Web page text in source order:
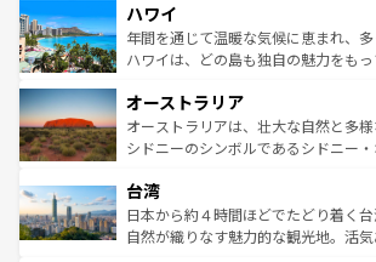
ば市内交通費無料で観光を楽しむこともでき
着のスイス情報はコンテンツ一覧 を
のような巨大都市は、観光、ショッピ
ンメントが詰まった刺激的なスポッ
西部には大自然が広がり、グランド
部のニューオーリンズでは、音楽と美
文化が魅力。旅行者はアメリカの各地
しみながら、その多様性と豊かな歴
ならではの贅沢な旅のスタイルだ。 なお、新着のアメリカ
情報はコンテンツ一覧を参照してほ
ハワイ
年間を通じて温暖な気候に恵まれ、
ハワイは、どの島も独自の魅力をも
ワイ島は見逃せない。また、定番の観
島だが、静かな自然を求めるならマウ
おすすめ。エメラルドグリーンに輝
れるおもてなしの心で訪れる人々を迎
人々、おいしいローカルフードやハ
ク、伝統的なフラダンスなど、すべ
オーストラリア
オーストラリアは、壮大な自然と多様
シドニーのシンボルであるシドニー
リアリーフや大陸中央部にそびえるウ
ク）、タスマニアの美しい原生林や
ど、見どころがたくさん。また、カ
台湾
日本から約４時間ほどでたどり着く
自然が織りなす魅力的な観光地。活